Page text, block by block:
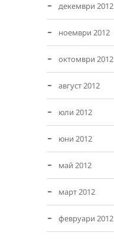
декември 2012
ноември 2012
октомври 2012
август 2012
юли 2012
юни 2012
май 2012
март 2012
февруари 2012